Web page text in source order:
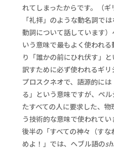
れてしまったからです。（ギ
「礼拝」のような動名詞で
動詞について話しています
いう意味で最もよく使われ
り「誰かの前にひれ伏す」
訳すために必ず使われるギ
プロスクネオで、語源的に
る」という意味ですが、ペ
たすべての人に要求した、
う技術的な意味で使われてい
後半の「すべての神々（す
めよ！」では、ヘブル語の